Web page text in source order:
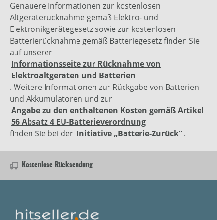
Genauere Informationen zur kostenlosen
Altgeräterücknahme gemäß Elektro- und
Elektronikgerätegesetz sowie zur kostenlosen
Batterierücknahme gemäß Batteriegesetz finden Sie
auf unserer
Informationsseite zur Rücknahme von
Elektroaltgeräten und Batterien
. Weitere Informationen zur Rückgabe von Batterien
und Akkumulatoren und zur
Angabe zu den enthaltenen Kosten gemäß Artikel
56 Absatz 4 EU-Batterieverordnung
finden Sie bei der Initiative „Batterie-Zurück“.
Kostenlose Rücksendung